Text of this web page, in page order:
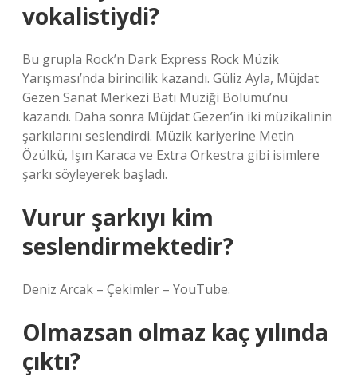
vokalistiydi?
Bu grupla Rock’n Dark Express Rock Müzik
Yarışması’nda birincilik kazandı. Güliz Ayla, Müjdat
Gezen Sanat Merkezi Batı Müziği Bölümü’nü
kazandı. Daha sonra Müjdat Gezen’in iki müzikalinin
şarkılarını seslendirdi. Müzik kariyerine Metin
Özülkü, Işın Karaca ve Extra Orkestra gibi isimlere
şarkı söyleyerek başladı.
Vurur şarkıyı kim
seslendirmektedir?
Deniz Arcak – Çekimler – YouTube.
Olmazsan olmaz kaç yılında
çıktı?